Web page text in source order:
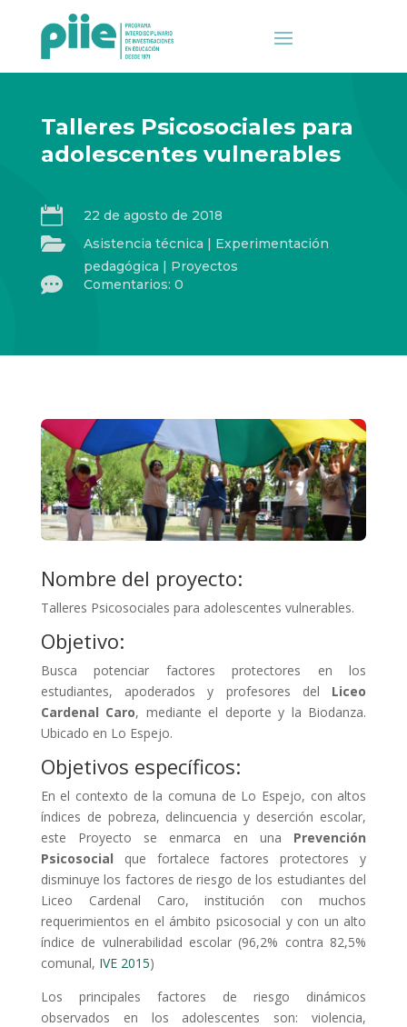
Talleres Psicosociales para
adolescentes vulnerables
 22 de agosto de 2018
 Asistencia técnica | Experimentación
pedagógica | Proyectos
 Comentarios: 0
Nombre del proyecto:
Talleres Psicosociales para adolescentes vulnerables.
Objetivo:
Busca potenciar factores protectores en los
estudiantes, apoderados y profesores del Liceo
Cardenal Caro, mediante el deporte y la Biodanza.
Ubicado en Lo Espejo.
Objetivos específicos:
En el contexto de la comuna de Lo Espejo, con altos
índices de pobreza, delincuencia y deserción escolar,
este Proyecto se enmarca en una Prevención
Psicosocial que fortalece factores protectores y
disminuye los factores de riesgo de los estudiantes del
Liceo Cardenal Caro, institución con muchos
requerimientos en el ámbito psicosocial y con un alto
índice de vulnerabilidad escolar (96,2% contra 82,5%
comunal, IVE 2015)
Los principales factores de riesgo dinámicos
observados en los adolescentes son: violencia,